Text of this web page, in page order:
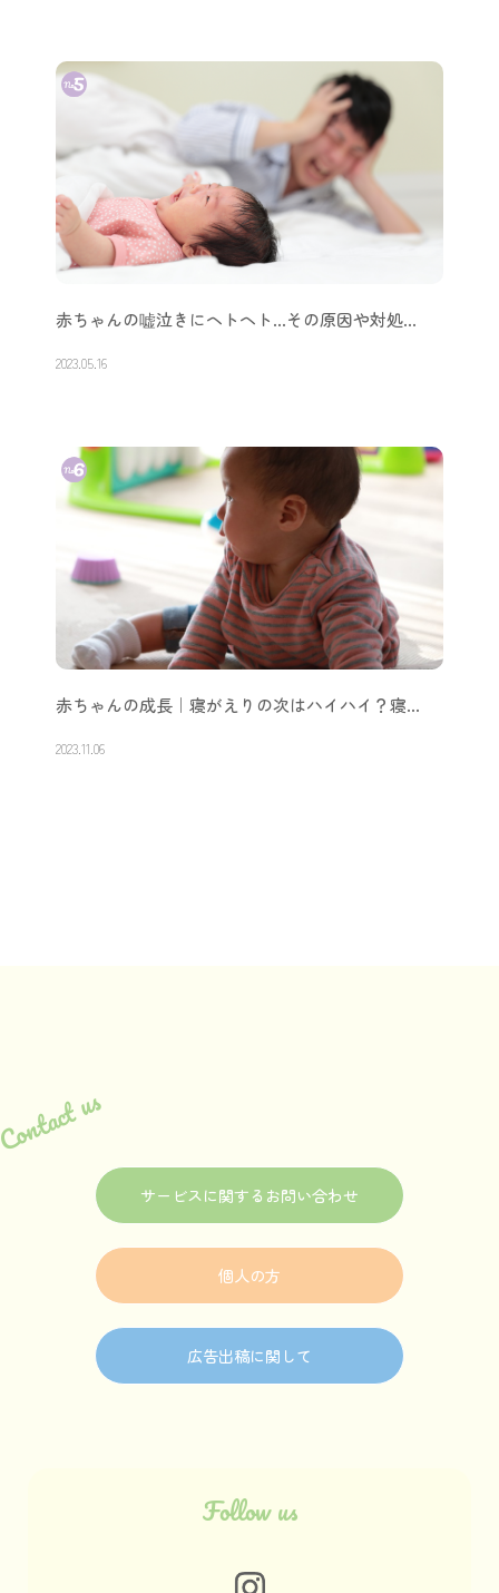
赤ちゃんの嘘泣きにヘトヘト…その原因や対処…
2023.05.16
赤ちゃんの成長｜寝がえりの次はハイハイ？寝…
2023.11.06
us
サービスに関するお問い合わせ
個人の方
広告出稿に関して
Follow us